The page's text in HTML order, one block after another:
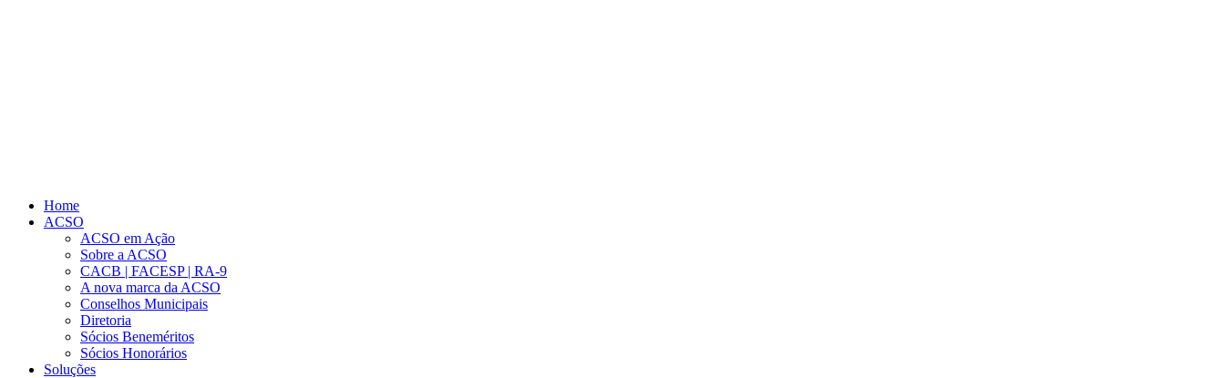
Home
ACSO
ACSO em Ação
Sobre a ACSO
CACB | FACESP | RA-9
A nova marca da ACSO
Conselhos Municipais
Diretoria
Sócios Beneméritos
Sócios Honorários
Soluções